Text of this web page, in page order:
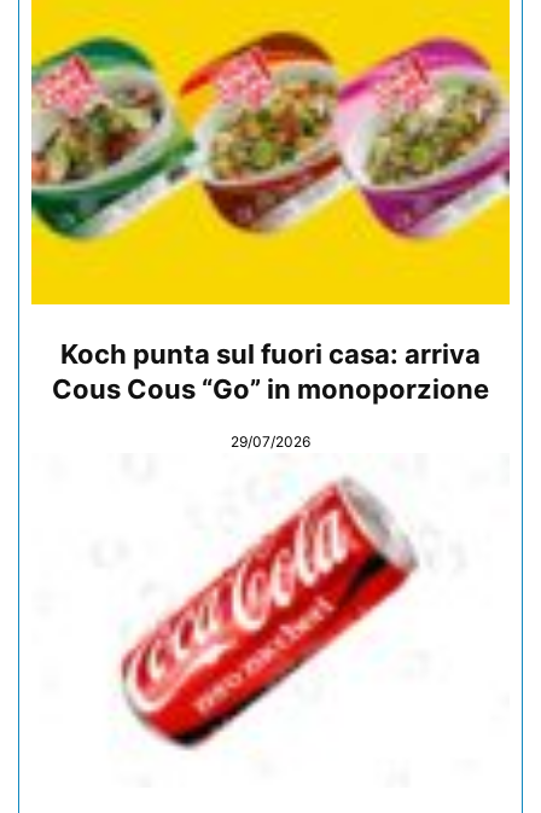
Koch punta sul fuori casa: arriva
Cous Cous “Go” in monoporzione
29/07/2026